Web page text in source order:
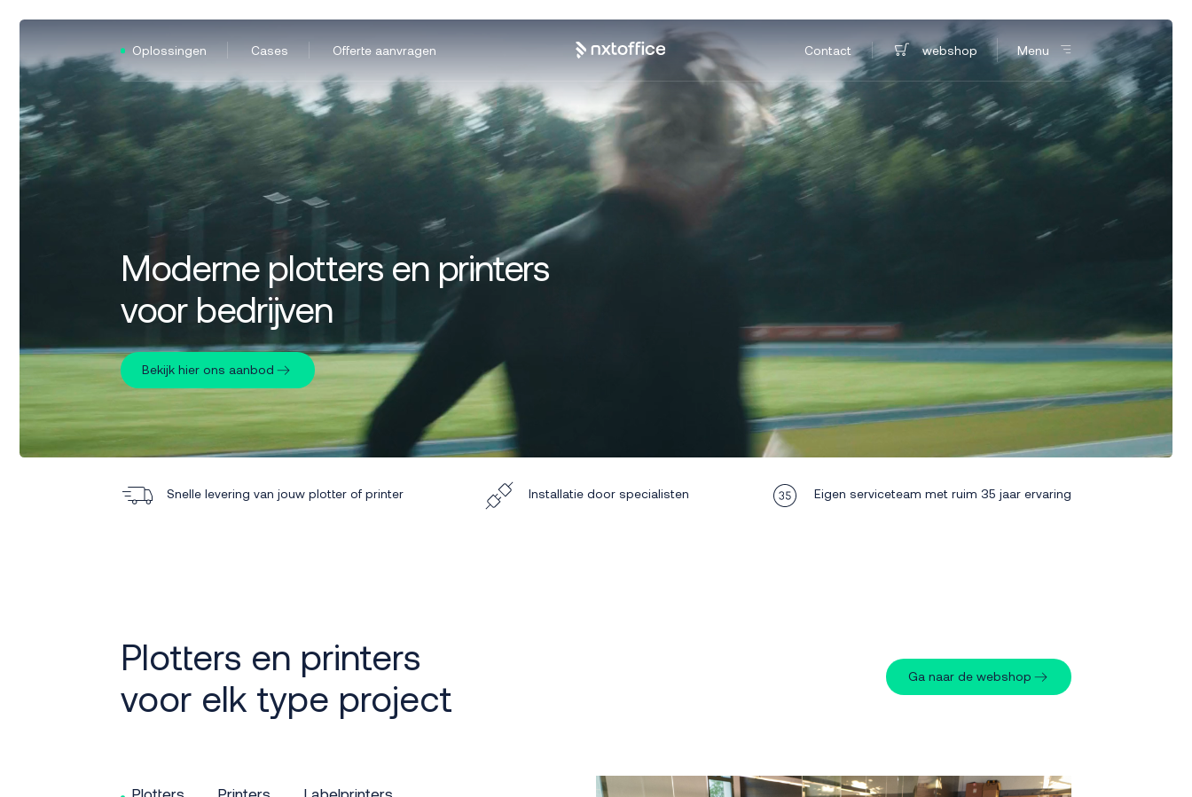
Oplossingen Cases Offerte aanvragen Contact webshop Menu
Moderne plotters en printers
voor bedrijven
Bekijk hier ons aanbod
Snelle levering van jouw plotter of printer Installatie door specialisten Eigen serviceteam met ruim 35 jaar ervaring
Plotters en printers
voor elk type project
Ga naar de webshop